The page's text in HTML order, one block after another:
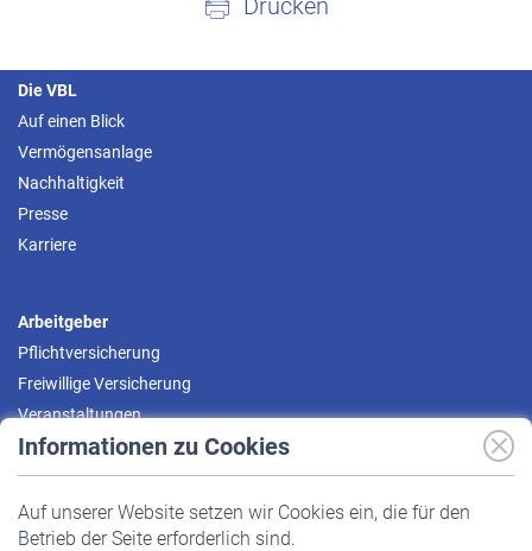
Informationen zu Cookies
Auf unserer Website setzen wir Cookies ein, die für den
Betrieb der Seite erforderlich sind.
Drucken
Die VBL
Auf einen Blick
Vermögensanlage
Nachhaltigkeit
Presse
Karriere
Arbeitgeber
Pflichtversicherung
Freiwillige Versicherung
Veranstaltungen
Pflichtversicherung